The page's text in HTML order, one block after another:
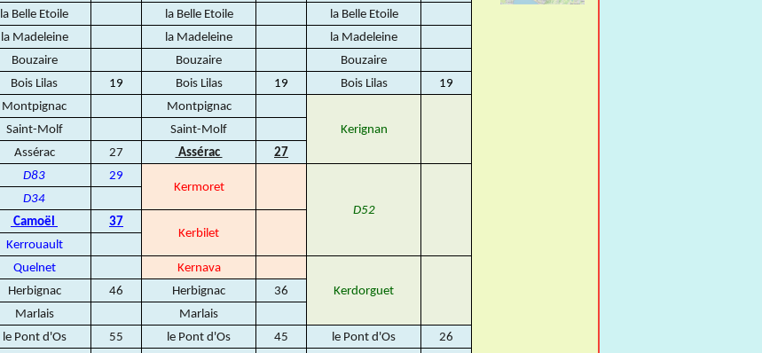
la Belle Etoile
la Belle Etoile
la Belle Etoile
la Madeleine
la Madeleine
la Madeleine
Bouzaire
Bouzaire
Bouzaire
Bois Lilas
19 Bois Lilas 19 Bois Lilas
19
Montpignac
Montpignac
Kerignan
Saint-Molf
Saint-Molf
Assérac
27 Assérac
27
D83
29
Kermoret
D52
D34
Camoël
37
Kerbilet
Kerrouault
Quelnet
Kernava
Kerdorguet
Herbignac 46 Herbignac
36
Marlais
Marlais
le Pont d'Os
55 le Pont d'Os 45 le Pont d'Os
26